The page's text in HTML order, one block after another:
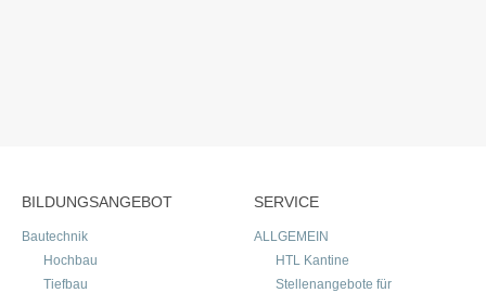
BILDUNGSANGEBOT
Bautechnik
Hochbau
Tiefbau
SERVICE
ALLGEMEIN
HTL Kantine
Stellenangebote für